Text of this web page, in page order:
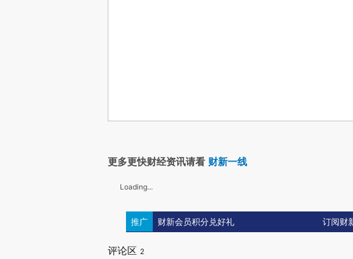
更多更快财经资讯请看 财新一线
Loading...
推广 财新会员积分兑好礼 订阅财
评论区 2